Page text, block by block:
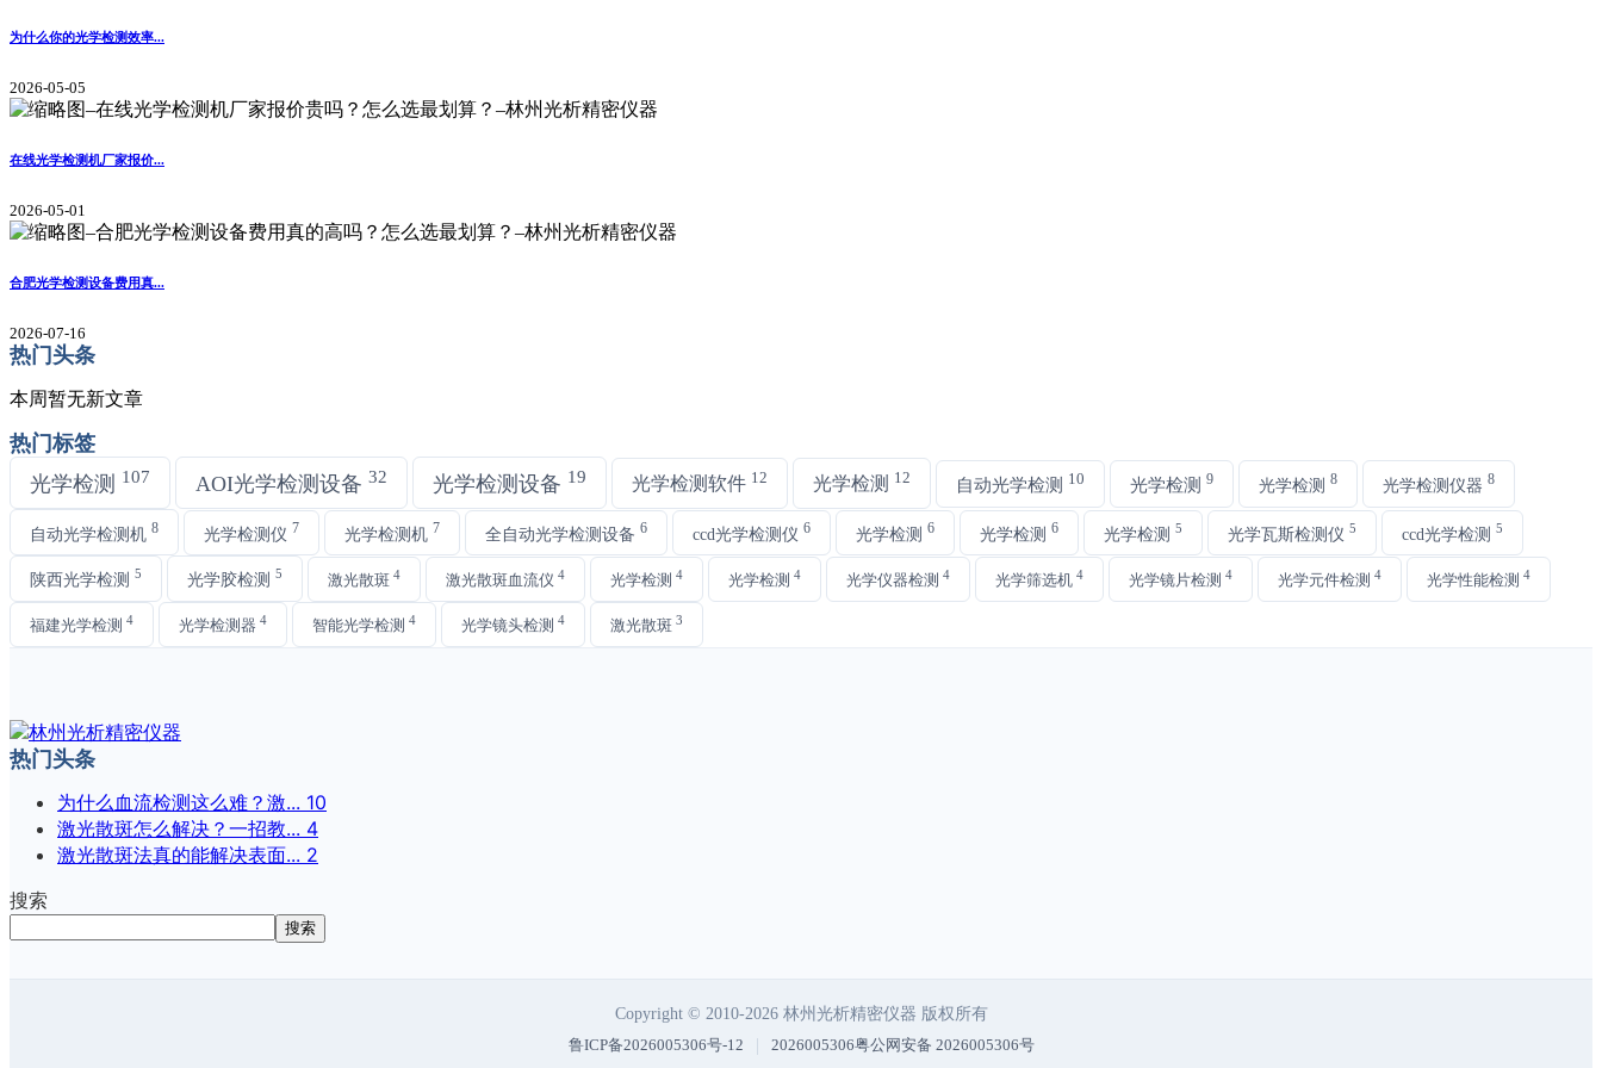
为什么你的光学检测效率...
2026-05-05
在线光学检测机厂家报价...
2026-05-01
合肥光学检测设备费用真...
2026-07-16
热门头条
本周暂无新文章
热门标签
光学检测
107 AOI光学检测设备 32 光学检测设备 19 光学检测软件 12 光学检测 12 自动光学检测 10 光学检测 9 光学检测 8 光学检测仪器 8
自动光学检测机 8 光学检测仪 7 光学检测机 7 全自动光学检测设备 6 ccd光学检测仪 6 光学检测 6 光学检测 6 光学检测 5 光学瓦斯检测仪 5 ccd光学检测 5
陕西光学检测 5 光学胶检测 5 激光散斑 4 激光散斑血流仪 4 光学检测 4 光学检测 4 光学仪器检测 4 光学筛选机 4 光学镜片检测 4 光学元件检测 4 光学性能检测 4
福建光学检测 4 光学检测器 4 智能光学检测 4 光学镜头检测 4 激光散斑 3
热门头条
为什么血流检测这么难？激... 10
激光散斑怎么解决？一招教... 4
激光散斑法真的能解决表面... 2
搜索
搜索
Copyright © 2010-2026 林州光析精密仪器 版权所有
鲁ICP备2026005306号-12
| 2026005306粤公网安备 2026005306号